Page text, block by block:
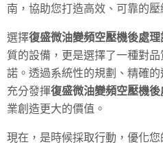
南，協助您打造高效、可靠的壓
選擇復盛微油變頻空壓機後處理
質的設備，更是選擇了一種對
諾。透過系統性的規劃、精確
充分發揮復盛微油變頻空壓機
業創造更大的價值。
現在，是時候採取行動，優化您